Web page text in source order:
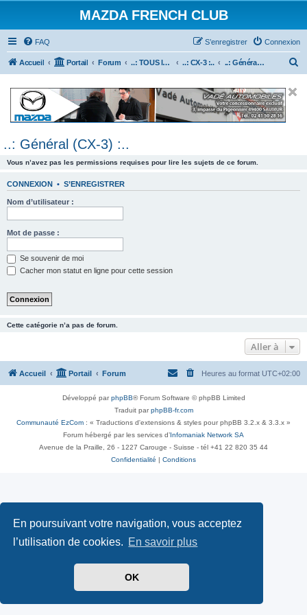
En poursuivant votre navigation, vous acceptez
l’utilisation de cookies. En savoir plus
OK
MAZDA FRENCH CLUB
FAQ Connexion
S’enregistrer
Accueil Portail Forum ..: TOUS les Véhicules MAZDA :.. ..: CX-3 :.. ..: Général (CX-3) :..
e
..: Général (CX-3) :..
Vous n’avez pas les permissions requises pour lire les sujets de ce forum.
CONNEXION • S’ENREGISTRER
Nom d’utilisateur :
Mot de passe :
Se souvenir de moi
Cacher mon statut en ligne pour cette session
Cette catégorie n’a pas de forum.
Aller à
Accueil Portail Forum Heures au format UTC+02:00
Développé parphpBB® Forum Software © phpBB Limited
Traduit parphpBB-fr.com
Communauté EzCom : « Traductions d'extensions & styles pour phpBB 3.2.x & 3.3.x »
Forum hébergé par les services d’ Infomaniak Network SA
Avenue de la Praille, 26 - 1227 Carouge - Suisse - tél +41 22 820 35 44
Confidentialité
Conditions